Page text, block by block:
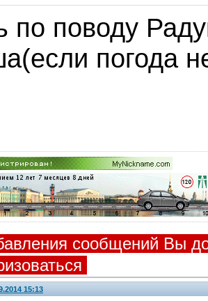
по поводу
погода
сообщений Вы
15:13